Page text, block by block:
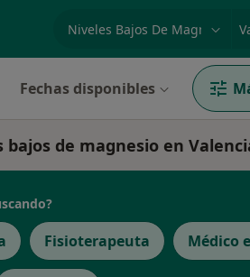
Fechas disponibles
bajos de magnesio en
Fisioterapeuta Médico